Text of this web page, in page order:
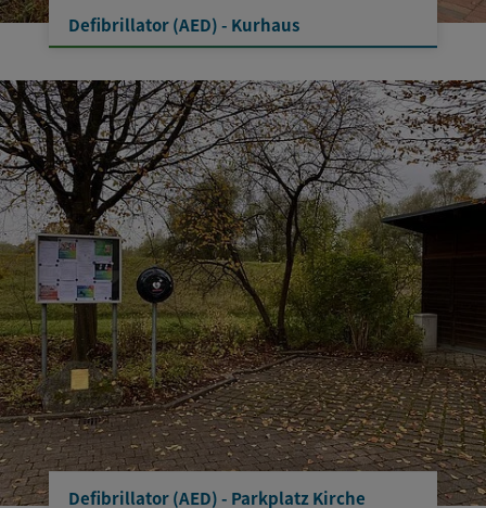
Defibrillator (AED) - Kurhaus
Defibrillator (AED) - Parkplatz Kirche